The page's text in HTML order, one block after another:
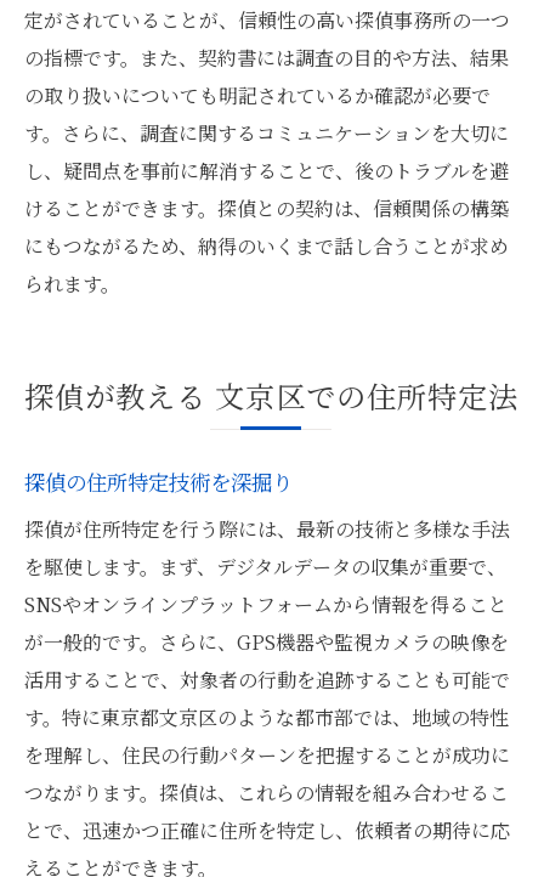
定がされていることが、信頼性の高い探偵事務所の一つ
の指標です。また、契約書には調査の目的や方法、結果
の取り扱いについても明記されているか確認が必要で
す。さらに、調査に関するコミュニケーションを大切に
し、疑問点を事前に解消することで、後のトラブルを避
けることができます。探偵との契約は、信頼関係の構築
にもつながるため、納得のいくまで話し合うことが求め
られます。
探偵が教える 文京区での住所特定法
探偵の住所特定技術を深掘り
探偵が住所特定を行う際には、最新の技術と多様な手法
を駆使します。まず、デジタルデータの収集が重要で、
SNSやオンラインプラットフォームから情報を得ること
が一般的です。さらに、GPS機器や監視カメラの映像を
活用することで、対象者の行動を追跡することも可能で
す。特に東京都文京区のような都市部では、地域の特性
を理解し、住民の行動パターンを把握することが成功に
つながります。探偵は、これらの情報を組み合わせるこ
とで、迅速かつ正確に住所を特定し、依頼者の期待に応
えることができます。